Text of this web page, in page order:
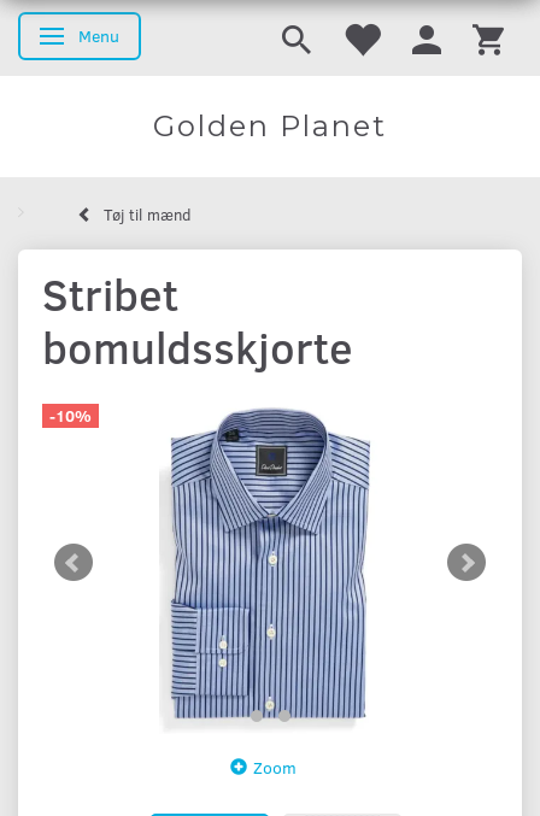
Skifte navigation
Menu
Golden Planet
Tøj til mænd
Stribet
bomuldsskjorte
-10%
Zoom